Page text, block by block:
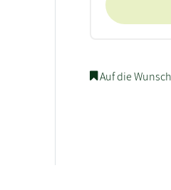
Auf die